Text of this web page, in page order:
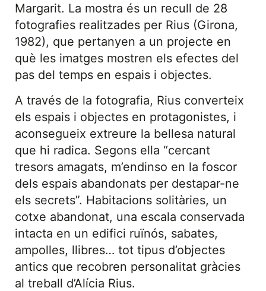
Margarit. La mostra és un recull de 28
fotografies realitzades per Rius (Girona,
1982), que pertanyen a un projecte en
què les imatges mostren els efectes del
pas del temps en espais i objectes.
A través de la fotografia, Rius converteix
els espais i objectes en protagonistes, i
aconsegueix extreure la bellesa natural
que hi radica. Segons ella “cercant
tresors amagats, m’endinso en la foscor
dels espais abandonats per destapar-ne
els secrets”. Habitacions solitàries, un
cotxe abandonat, una escala conservada
intacta en un edifici ruïnós, sabates,
ampolles, llibres… tot tipus d’objectes
antics que recobren personalitat gràcies
al treball d’Alícia Rius.